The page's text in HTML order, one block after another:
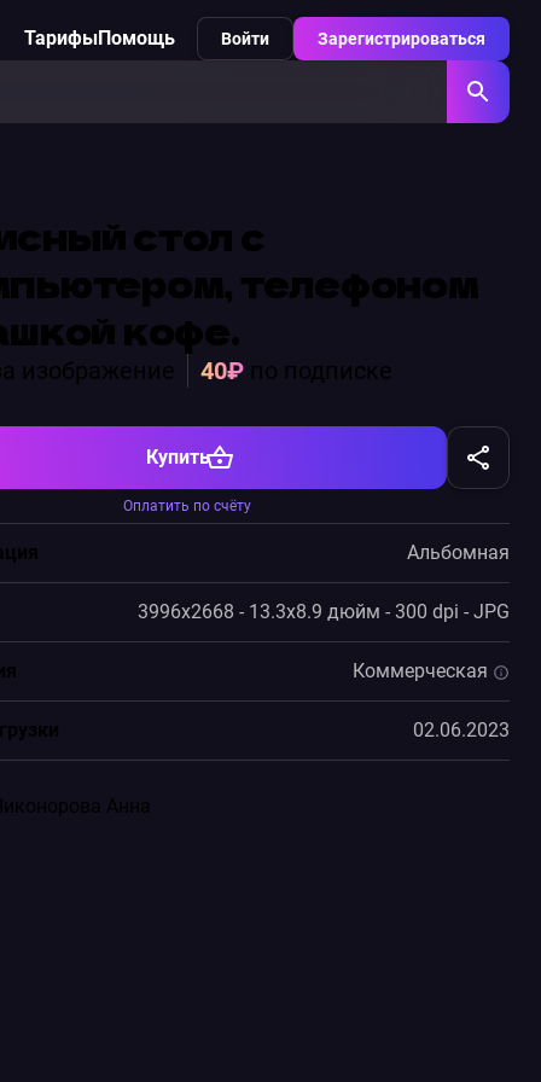
ТарифыПомощь Войти Зарегистрироваться
стол с
телефоном
кофе.
изображение 40₽ по подписке
Купить
Оплатить по счёту
Альбомная
3996x2668 - 13.3x8.9 дюйм - 300 dpi - JPG
Коммерческая
02.06.2023
Анна